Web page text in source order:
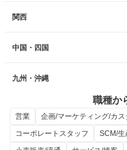
関西
中国・四国
九州・沖縄
職種か
営業
企画/マーケティング/カ
コーポレートスタッフ
SCM/生